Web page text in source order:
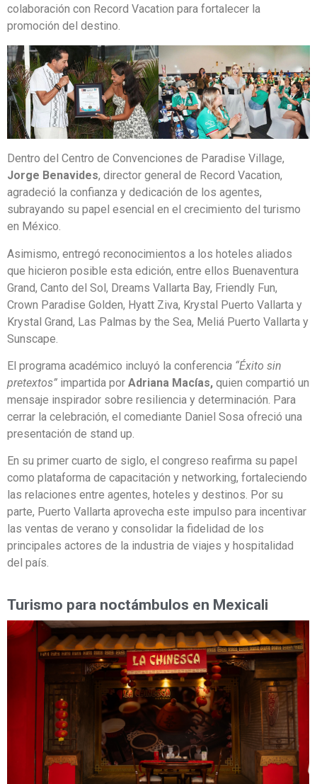
colaboración con Record Vacation para fortalecer la
promoción del destino.
Dentro del Centro de Convenciones de Paradise Village,
Jorge Benavides, director general de Record Vacation,
agradeció la confianza y dedicación de los agentes,
subrayando su papel esencial en el crecimiento del turismo
en México.
Asimismo, entregó reconocimientos a los hoteles aliados
que hicieron posible esta edición, entre ellos Buenaventura
Grand, Canto del Sol, Dreams Vallarta Bay, Friendly Fun,
Crown Paradise Golden, Hyatt Ziva, Krystal Puerto Vallarta y
Krystal Grand, Las Palmas by the Sea, Meliá Puerto Vallarta y
Sunscape.
El programa académico incluyó la conferencia “Éxito sin
pretextos” impartida por Adriana Macías, quien compartió un
mensaje inspirador sobre resiliencia y determinación. Para
cerrar la celebración, el comediante Daniel Sosa ofreció una
presentación de stand up.
En su primer cuarto de siglo, el congreso reafirma su papel
como plataforma de capacitación y networking, fortaleciendo
las relaciones entre agentes, hoteles y destinos. Por su
parte, Puerto Vallarta aprovecha este impulso para incentivar
las ventas de verano y consolidar la fidelidad de los
principales actores de la industria de viajes y hospitalidad
del país.
Turismo para noctámbulos en Mexicali